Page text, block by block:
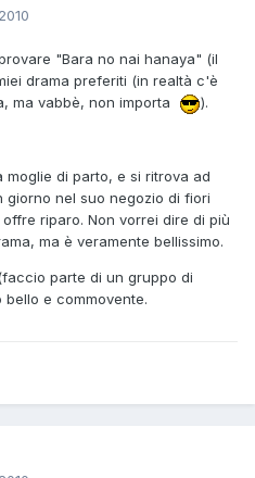
"Bara no nai hanaya" (il
drama preferiti (in realtà c'è
ma vabbè, non importa
).
moglie di parto, e si ritrova ad
giorno nel suo negozio di fiori
riparo. Non vorrei dire di più
ma è veramente bellissimo.
parte di un gruppo di
e commovente.